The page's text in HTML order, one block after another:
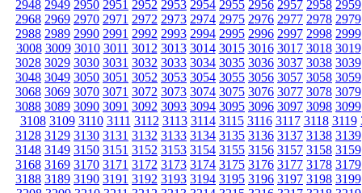
2948 2949 2950 2951 2952 2953 2954 2955 2956 2957 2958 2959
2968 2969 2970 2971 2972 2973 2974 2975 2976 2977 2978 2979
2988 2989 2990 2991 2992 2993 2994 2995 2996 2997 2998 2999
3008 3009 3010 3011 3012 3013 3014 3015 3016 3017 3018 3019
3028 3029 3030 3031 3032 3033 3034 3035 3036 3037 3038 3039
3048 3049 3050 3051 3052 3053 3054 3055 3056 3057 3058 3059
3068 3069 3070 3071 3072 3073 3074 3075 3076 3077 3078 3079
3088 3089 3090 3091 3092 3093 3094 3095 3096 3097 3098 3099
3108 3109 3110 3111 3112 3113 3114 3115 3116 3117 3118 3119
3128 3129 3130 3131 3132 3133 3134 3135 3136 3137 3138 3139
3148 3149 3150 3151 3152 3153 3154 3155 3156 3157 3158 3159
3168 3169 3170 3171 3172 3173 3174 3175 3176 3177 3178 3179
3188 3189 3190 3191 3192 3193 3194 3195 3196 3197 3198 3199